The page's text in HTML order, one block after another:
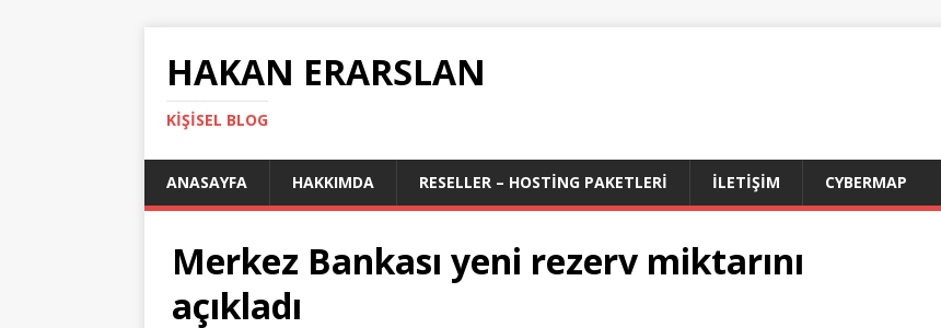
HAKAN ERARSLAN
KIŞISEL BLOG
ANASAYFA HAKKIMDA RESELLER – HOSTING PAKETLERI İLETIŞIM CYBERMAP
Merkez Bankası yeni rezerv miktarını
açıkladı